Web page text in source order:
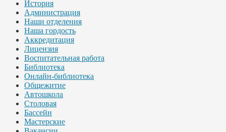
История
Администрация
Наши отделения
Наша гордость
Аккредитация
Лицензия
Воспитательная работа
Библиотека
Онлайн-библиотека
Общежитие
Автошкола
Столовая
Бассейн
Мастерские